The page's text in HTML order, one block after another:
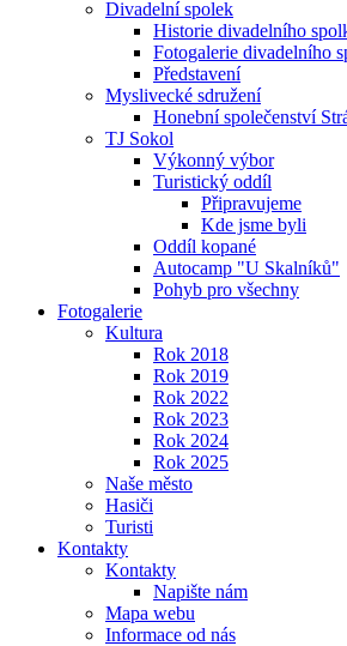
Divadelní spolek
Historie divadelního
Fotogalerie divadelního
Představení
Myslivecké sdružení
Honební společenství
TJ Sokol
Výkonný výbor
Turistický oddíl
Připravujeme
Kde jsme byli
Oddíl kopané
Autocamp "U Skalníků"
Pohyb pro všechny
Fotogalerie
Kultura
Rok 2018
Rok 2019
Rok 2022
Rok 2023
Rok 2024
Rok 2025
Naše město
Hasiči
Turisti
Kontakty
Kontakty
Napište nám
Mapa webu
Informace od nás